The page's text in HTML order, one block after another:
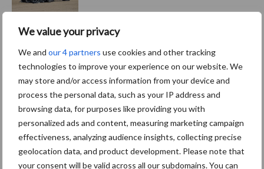
We value your privacy
We and our 4 partners use cookies and other tracking
technologies to improve your experience on our website. We
may store and/or access information from your device and
process the personal data, such as your IP address and
browsing data, for purposes like providing you with
personalized ads and content, measuring marketing campaign
effectiveness, analyzing audience insights, collecting precise
geolocation data, and product development. Please note that
your consent will be valid across all our subdomains. You can
Albourgh Tyres breidt uit
naar nieuwe
marktsegmenten
Caterpillar breidt gamma
elektrische bulldozers uit